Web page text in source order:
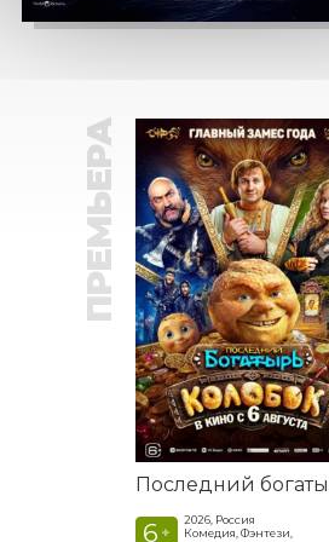
ПРЕМЬЕРА
6 +
2026, Россия
Комедия, Фэнтези,